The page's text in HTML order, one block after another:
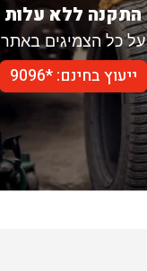
התקנה ללא עלות
על כל הצמיגים באתר
ייעוץ בחינם: *9096